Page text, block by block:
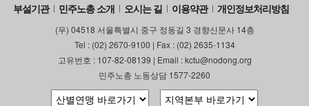
부설기관 민주노총 소개 오시는 길 이용약관 개인정보처리방침
(우) 04518 서울특별시 중구 정동길 3 경향신문사 14층
Tel : (02) 2670-9100 | Fax : (02) 2635-1134
고유번호 : 107-82-08139 | Email : kctu@nodong.org
민주노총 노동상담 1577-2260